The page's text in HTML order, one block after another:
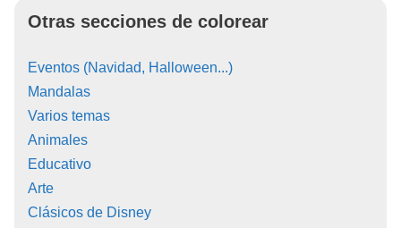
Otras secciones de colorear
Eventos (Navidad, Halloween...)
Mandalas
Varios temas
Animales
Educativo
Arte
Clásicos de Disney